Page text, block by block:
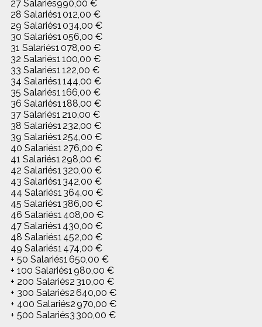
27 Salariés990,00 €
28 Salariés1 012,00 €
29 Salariés1 034,00 €
30 Salariés1 056,00 €
31 Salariés1 078,00 €
32 Salariés1 100,00 €
33 Salariés1 122,00 €
34 Salariés1 144,00 €
35 Salariés1 166,00 €
36 Salariés1 188,00 €
37 Salariés1 210,00 €
38 Salariés1 232,00 €
39 Salariés1 254,00 €
40 Salariés1 276,00 €
41 Salariés1 298,00 €
42 Salariés1 320,00 €
43 Salariés1 342,00 €
44 Salariés1 364,00 €
45 Salariés1 386,00 €
46 Salariés1 408,00 €
47 Salariés1 430,00 €
48 Salariés1 452,00 €
49 Salariés1 474,00 €
+ 50 Salariés1 650,00 €
+ 100 Salariés1 980,00 €
+ 200 Salariés2 310,00 €
+ 300 Salariés2 640,00 €
+ 400 Salariés2 970,00 €
+ 500 Salariés3 300,00 €